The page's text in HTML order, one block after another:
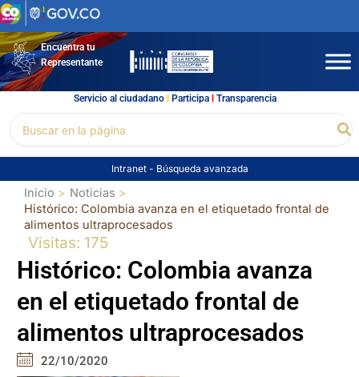
Ir
al
contenidoEncuentra tu
Representante
Servicio al ciudadano l Participal Transparencia
por:
Intranet - Búsqueda avanzada
Inicio
Noticias
Histórico: Colombia avanza en el etiquetado frontal de
alimentos ultraprocesados
Visitas: 175
Histórico: Colombia avanza
en el etiquetado frontal de
alimentos ultraprocesados
22/10/2020